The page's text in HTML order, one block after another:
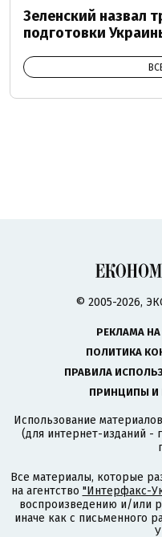
Зеленский назвал
подготовки
© 2005-2026,
РЕКЛАМА НА
ПОЛИТИКА
ПРАВИЛА
ПРИНЦИПЫ И
Использование
(для интернет-изданий -
Все материалы, которые
на агентство "Интерфакс-
воспроизведению и/или
иначе как с письменного